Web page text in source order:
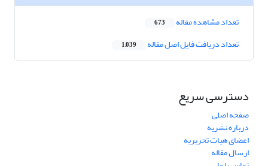
تعداد مشاهده مقاله 673
تعداد دریافت فایل اصل مقاله 1,039
دسترسی سریع
صفحه اصلی
درباره نشریه
اعضای هیات تحریریه
ارسال مقاله